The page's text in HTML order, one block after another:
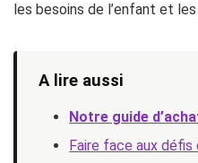
les besoins de l’enfant et
A lire aussi
Notre guide
Faire face aux défis